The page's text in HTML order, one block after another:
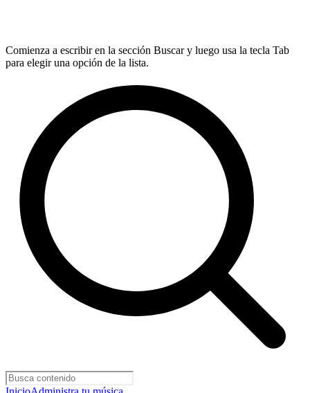
Comienza a escribir en la sección Buscar y luego usa la tecla Tab
para elegir una opción de la lista.